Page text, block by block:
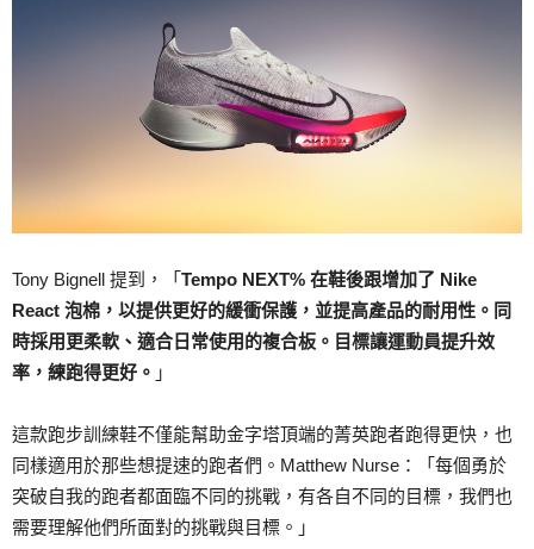
Tony Bignell 提到，「 Tempo NEXT% 在鞋後跟增加了 Nike
React 泡棉，以提供更好的緩衝保護，並提高產品的耐用性。同
時採用更柔軟、適合日常使用的複合板。目標讓運動員提升效
率，練跑得更好。 」
這款跑步訓練鞋不僅能幫助金字塔頂端的菁英跑者跑得更快，也
同樣適用於那些想提速的跑者們。Matthew Nurse：「每個勇於
突破自我的跑者都面臨不同的挑戰，有各自不同的目標，我們也
需要理解他們所面對的挑戰與目標。」